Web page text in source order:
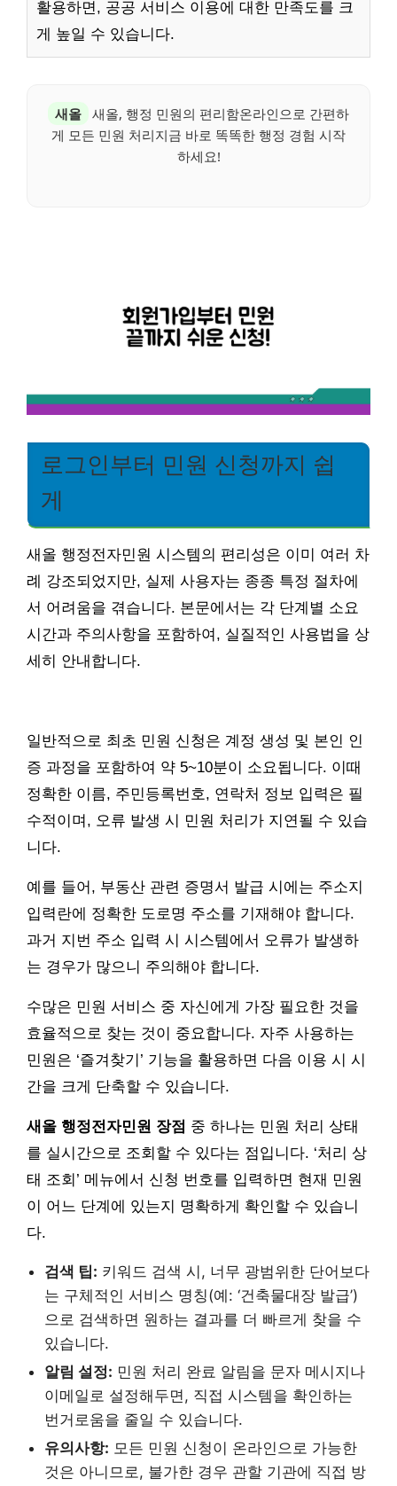
활용하면, 공공 서비스 이용에 대한 만족도를 크
게 높일 수 있습니다.
새올 새올, 행정 민원의 편리함온라인으로 간편하
게 모든 민원 처리지금 바로 똑똑한 행정 경험 시작
하세요!
로그인부터 민원 신청까지 쉽
게
새올 행정전자민원 시스템의 편리성은 이미 여러 차
례 강조되었지만, 실제 사용자는 종종 특정 절차에
서 어려움을 겪습니다. 본문에서는 각 단계별 소요
시간과 주의사항을 포함하여, 실질적인 사용법을 상
세히 안내합니다.
일반적으로 최초 민원 신청은 계정 생성 및 본인 인
증 과정을 포함하여 약 5~10분이 소요됩니다. 이때
정확한 이름, 주민등록번호, 연락처 정보 입력은 필
수적이며, 오류 발생 시 민원 처리가 지연될 수 있습
니다.
예를 들어, 부동산 관련 증명서 발급 시에는 주소지
입력란에 정확한 도로명 주소를 기재해야 합니다.
과거 지번 주소 입력 시 시스템에서 오류가 발생하
는 경우가 많으니 주의해야 합니다.
수많은 민원 서비스 중 자신에게 가장 필요한 것을
효율적으로 찾는 것이 중요합니다. 자주 사용하는
민원은 ‘즐겨찾기’ 기능을 활용하면 다음 이용 시 시
간을 크게 단축할 수 있습니다.
새올 행정전자민원 장점 중 하나는 민원 처리 상태
를 실시간으로 조회할 수 있다는 점입니다. ‘처리 상
태 조회’ 메뉴에서 신청 번호를 입력하면 현재 민원
이 어느 단계에 있는지 명확하게 확인할 수 있습니
다.
검색 팁: 키워드 검색 시, 너무 광범위한 단어보다
는 구체적인 서비스 명칭(예: ‘건축물대장 발급’)
으로 검색하면 원하는 결과를 더 빠르게 찾을 수
있습니다.
알림 설정: 민원 처리 완료 알림을 문자 메시지나
이메일로 설정해두면, 직접 시스템을 확인하는
번거로움을 줄일 수 있습니다.
유의사항: 모든 민원 신청이 온라인으로 가능한
것은 아니므로, 불가한 경우 관할 기관에 직접 방